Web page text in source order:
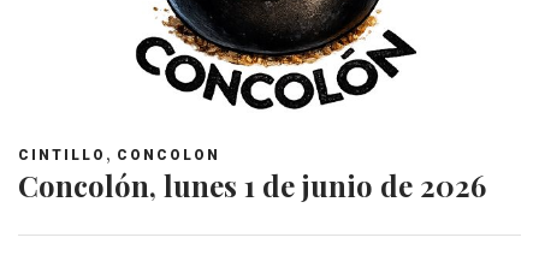
CINTILLO , CONCOLON
Concolón, lunes 1 de junio de 2026